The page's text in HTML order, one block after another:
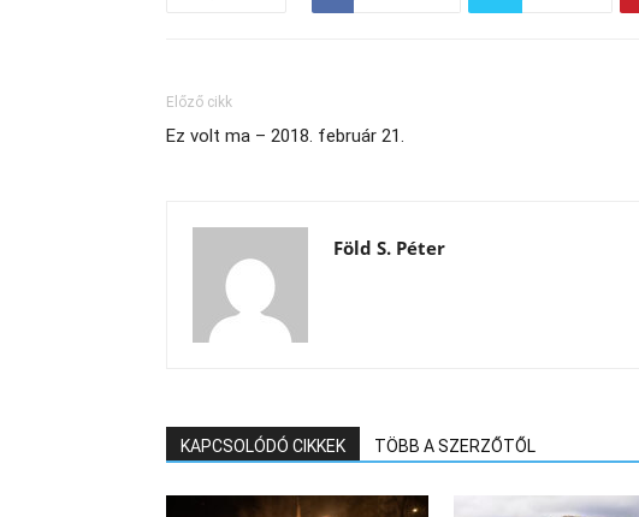
Előző cikk
Ez volt ma – 2018. február 21.
Föld S. Péter
KAPCSOLÓDÓ CIKKEK TÖBB A SZERZŐTŐL